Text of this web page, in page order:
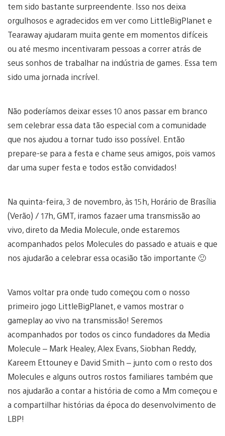
tem sido bastante surpreendente. Isso nos deixa
orgulhosos e agradecidos em ver como LittleBigPlanet e
Tearaway ajudaram muita gente em momentos difíceis
ou até mesmo incentivaram pessoas a correr atrás de
seus sonhos de trabalhar na indústria de games. Essa tem
sido uma jornada incrível.
Não poderíamos deixar esses 10 anos passar em branco
sem celebrar essa data tão especial com a comunidade
que nos ajudou a tornar tudo isso possível. Então
prepare-se para a festa e chame seus amigos, pois vamos
dar uma super festa e todos estão convidados!
Na quinta-feira, 3 de novembro, às 15h, Horário de Brasília
(Verão) / 17h, GMT, iramos fazaer uma transmissão ao
vivo, direto da Media Molecule, onde estaremos
acompanhados pelos Molecules do passado e atuais e que
nos ajudarão a celebrar essa ocasião tão importante 🙂
Vamos voltar pra onde tudo começou com o nosso
primeiro jogo LittleBigPlanet, e vamos mostrar o
gameplay ao vivo na transmissão! Seremos
acompanhados por todos os cinco fundadores da Media
Molecule – Mark Healey, Alex Evans, Siobhan Reddy,
Kareem Ettouney e David Smith – junto com o resto dos
Molecules e alguns outros rostos familiares também que
nos ajudarão a contar a história de como a Mm começou e
a compartilhar histórias da época do desenvolvimento de
LBP!